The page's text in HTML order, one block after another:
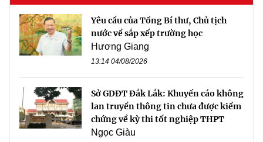
Yêu cầu của Tổng Bí thư, Chủ tịch
nước về sắp xếp trường học
Hương Giang
13:14 04/08/2026
Sở GDĐT Đắk Lắk: Khuyến cáo không
lan truyền thông tin chưa được kiểm
chứng về kỳ thi tốt nghiệp THPT
Ngọc Giàu